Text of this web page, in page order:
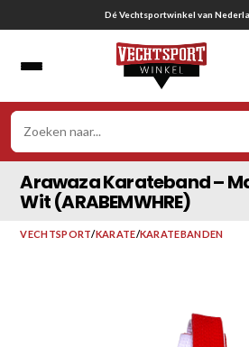
naar
Gratis verzending vanaf
Arawaza Karateband –
Wit (ARABEMWHRE)
VECHTSPORT/KARATE/KARATEBANDEN